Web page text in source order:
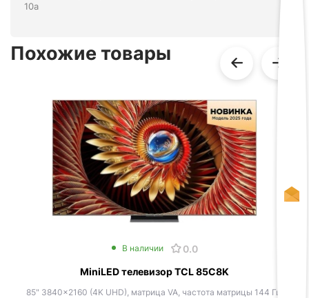
10а
Похожие товары
В наличии
0.0
MiniLED телевизор TCL 85C8K
85" 3840x2160 (4K UHD), матрица VA, частота матрицы 144 Гц,